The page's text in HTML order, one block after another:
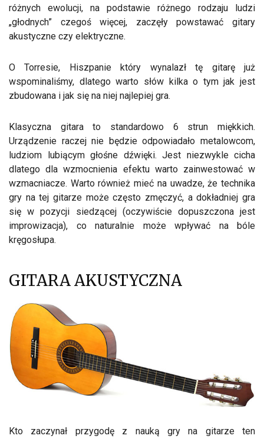
różnych ewolucji, na podstawie różnego rodzaju ludzi
„głodnych” czegoś więcej, zaczęły powstawać gitary
akustyczne czy elektryczne.
O Torresie, Hiszpanie który wynalazł tę gitarę już
wspominaliśmy, dlatego warto słów kilka o tym jak jest
zbudowana i jak się na niej najlepiej gra.
Klasyczna gitara to standardowo 6 strun miękkich.
Urządzenie raczej nie będzie odpowiadało metalowcom,
ludziom lubiącym głośne dźwięki. Jest niezwykle cicha
dlatego dla wzmocnienia efektu warto zainwestować w
wzmacniacze. Warto również mieć na uwadze, że technika
gry na tej gitarze może często zmęczyć, a dokładniej gra
się w pozycji siedzącej (oczywiście dopuszczona jest
improwizacja), co naturalnie może wpływać na bóle
kręgosłupa.
GITARA AKUSTYCZNA
Kto zaczynał przygodę z nauką gry na gitarze ten